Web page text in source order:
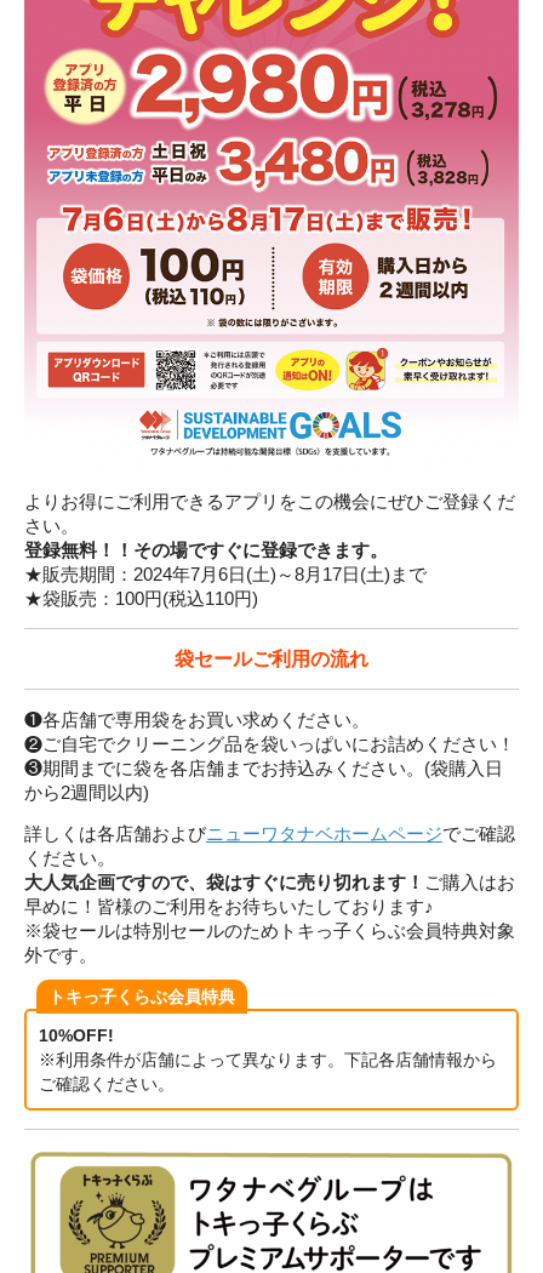
よりお得にご利用できるアプリをこの機会にぜひご登録くだ
さい。
登録無料！！その場ですぐに登録できます。
★販売期間：2024年7月6日(土)～8月17日(土)まで
★袋販売：100円(税込110円)
袋セールご利用の流れ
❶各店舗で専用袋をお買い求めください。
❷ご自宅でクリーニング品を袋いっぱいにお詰めください！
❸期間までに袋を各店舗までお持込みください。(袋購入日
から2週間以内)
詳しくは各店舗およびニューワタナベホームページでご確認
ください。
大人気企画ですので、袋はすぐに売り切れます！ ご購入はお
早めに！皆様のご利用をお待ちいたしております♪
※袋セールは特別セールのためトキっ子くらぶ会員特典対象
外です。
トキっ子くらぶ会員特典
10%OFF!
※利用条件が店舗によって異なります。下記各店舗情報から
ご確認ください。